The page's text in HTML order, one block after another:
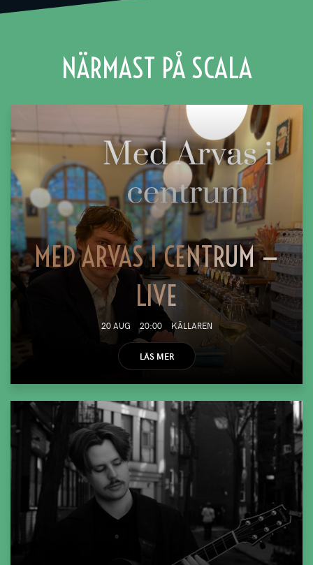
NÄRMAST PÅ SCALA
MED ARVAS I CENTRUM —
LIVE
20 AUG 20:00 KÄLLAREN
LÄS MER